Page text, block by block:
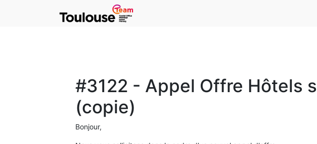
#3122 - Appel Offre Hôtels
(copie)
Bonjour,